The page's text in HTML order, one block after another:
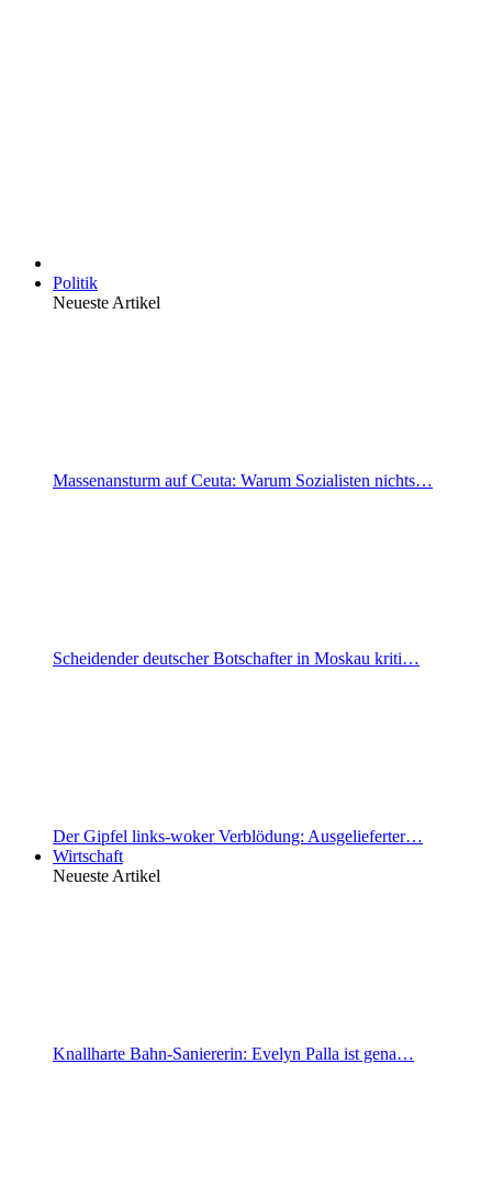
Politik
Neueste Artikel
Massenansturm auf Ceuta: Warum Sozialisten nichts…
Scheidender deutscher Botschafter in Moskau kriti…
Der Gipfel links-woker Verblödung: Ausgelieferter…
Wirtschaft
Neueste Artikel
Knallharte Bahn-Saniererin: Evelyn Palla ist gena…